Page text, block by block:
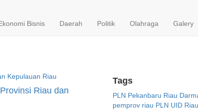
Bisnis Daerah Politik Olahraga Galery
Riau dan
Tags
PLN Pekanbaru Riau
pemprov riau PLN UID